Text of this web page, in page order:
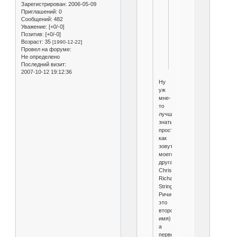
Зарегистрирован: 2006-05-09
Приглашений: 0
Сообщений: 482
Уважение: [+0/-0]
Позитив: [+0/-0]
Возраст: 35 [1990-12-22]
Провел на форуме:
Не определено
Последний визит:
2007-10-12 19:12:36
Ну
уж
мне-
то
лучше
знать,
простите,
как
зовут
моего
друга.
Christopher
Richard
Stringini.
Ричи-
это
второе
имя)
а
первое-